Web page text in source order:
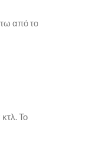
από το
Το